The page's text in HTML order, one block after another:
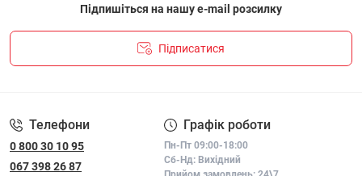
Підпишіться на нашу e-mail розсилку
Підписатися
Телефони
0 800 30 10 95
067 398 26 87
Графік роботи
Пн-Пт 09:00-18:00
Сб-Нд: Вихідний